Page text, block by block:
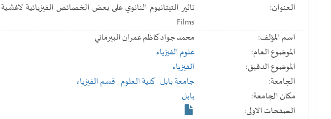
العنوان:
Films
اسم المؤلف:
محمد جواد كاظم عمران البيرماني
الموضوع العام:
علوم الفيزياء
الموضوع الدقيق:
الفيزياء
الجامعة:
جامعة بابل- كلية العلوم- قسم الفيزياء
مكان الجامعة:
بابل
الصفحات الاولى: